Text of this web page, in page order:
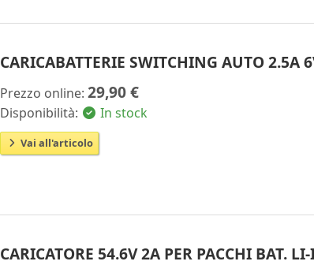
CARICABATTERIE SWITCHING AUTO 2.5A
Prezzo online:29,90 €
Disponibilità: In stock
Vai all'articolo
CARICATORE 54.6V 2A PER PACCHI BAT.